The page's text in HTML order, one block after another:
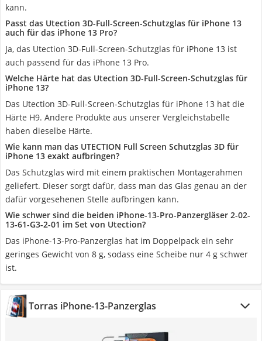
kann.
Passt das Utection 3D-Full-Screen-Schutzglas für iPhone 13
auch für das iPhone 13 Pro?
Ja, das Utection 3D-Full-Screen-Schutzglas für iPhone 13 ist
auch passend für das iPhone 13 Pro.
Welche Härte hat das Utection 3D-Full-Screen-Schutzglas für
iPhone 13?
Das Utection 3D-Full-Screen-Schutzglas für iPhone 13 hat die
Härte H9. Andere Produkte aus unserer Vergleichstabelle
haben dieselbe Härte.
Wie kann man das UTECTION Full Screen Schutzglas 3D für
iPhone 13 exakt aufbringen?
Das Schutzglas wird mit einem praktischen Montagerahmen
geliefert. Dieser sorgt dafür, dass man das Glas genau an der
dafür vorgesehenen Stelle aufbringen kann.
Wie schwer sind die beiden iPhone-13-Pro-Panzergläser 2-02-
13-61-G3-2-01 im Set von Utection?
Das iPhone-13-Pro-Panzerglas hat im Doppelpack ein sehr
geringes Gewicht von 8 g, sodass eine Scheibe nur 4 g schwer
ist.
Torras iPhone-13-Panzerglas